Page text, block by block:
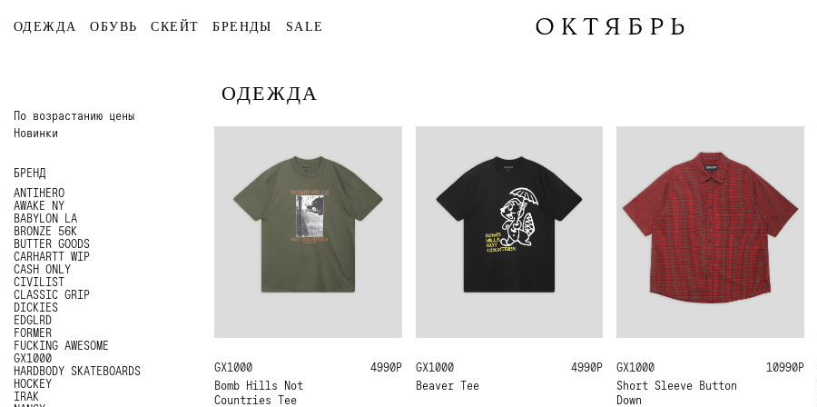
ОДЕЖДА ОБУВЬ СКЕЙТ БРЕНДЫ SALE
По возрастанию цены
Новинки
БРЕНД
ANTIHERO
AWAKE NY
BABYLON LA
BRONZE 56K
BUTTER GOODS
CARHARTT WIP
CASH ONLY
CIVILIST
CLASSIC GRIP
DICKIES
EDGLRD
FORMER
FUCKING AWESOME
GX1000
HARDBODY SKATEBOARDS
HOCKEY
IRAK
ОДЕЖДА
GX1000
Bomb Hills Not
Countries Tee
M L XL 4990Р
GX1000
Beaver Tee
M L XL 4990Р
GX1000
Short Sleeve Button
Down
XL 10990Р